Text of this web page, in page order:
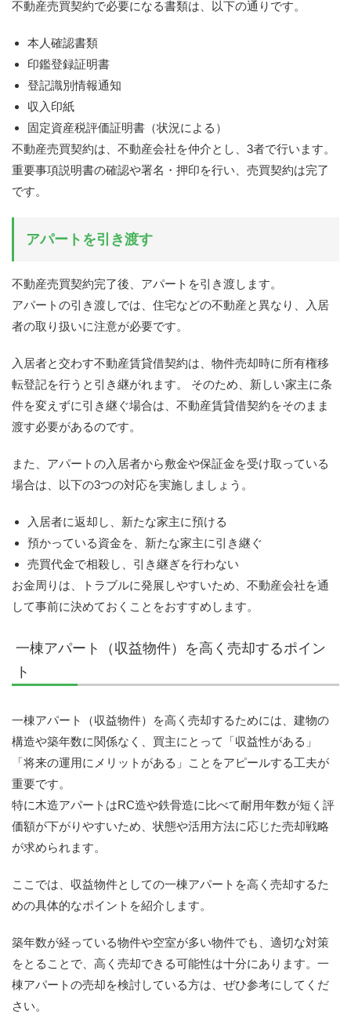
不動産売買契約で必要になる書類は、以下の通りです。
本人確認書類
印鑑登録証明書
登記識別情報通知
収入印紙
固定資産税評価証明書（状況による）
不動産売買契約は、不動産会社を仲介とし、3者で行います。
重要事項説明書の確認や署名・押印を行い、売買契約は完了
です。
アパートを引き渡す
不動産売買契約完了後、アパートを引き渡します。
アパートの引き渡しでは、住宅などの不動産と異なり、入居
者の取り扱いに注意が必要です。
入居者と交わす不動産賃貸借契約は、物件売却時に所有権移
転登記を行うと引き継がれます。 そのため、新しい家主に条
件を変えずに引き継ぐ場合は、不動産賃貸借契約をそのまま
渡す必要があるのです。
また、アパートの入居者から敷金や保証金を受け取っている
場合は、以下の3つの対応を実施しましょう。
入居者に返却し、新たな家主に預ける
預かっている資金を、新たな家主に引き継ぐ
売買代金で相殺し、引き継ぎを行わない
お金周りは、トラブルに発展しやすいため、不動産会社を通
して事前に決めておくことをおすすめします。
一棟アパート（収益物件）を高く売却するポイン
ト
一棟アパート（収益物件）を高く売却するためには、建物の
構造や築年数に関係なく、買主にとって「収益性がある」
「将来の運用にメリットがある」ことをアピールする工夫が
重要です。
特に木造アパートはRC造や鉄骨造に比べて耐用年数が短く評
価額が下がりやすいため、状態や活用方法に応じた売却戦略
が求められます。
ここでは、収益物件としての一棟アパートを高く売却するた
めの具体的なポイントを紹介します。
築年数が経っている物件や空室が多い物件でも、適切な対策
をとることで、高く売却できる可能性は十分にあります。一
棟アパートの売却を検討している方は、ぜひ参考にしてくだ
さい。